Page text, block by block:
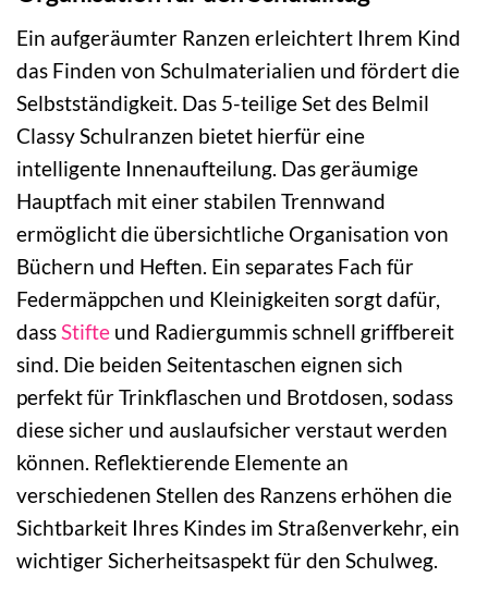
Ein aufgeräumter Ranzen erleichtert Ihrem Kind
das Finden von Schulmaterialien und fördert die
Selbstständigkeit. Das 5-teilige Set des Belmil
Classy Schulranzen bietet hierfür eine
intelligente Innenaufteilung. Das geräumige
Hauptfach mit einer stabilen Trennwand
ermöglicht die übersichtliche Organisation von
Büchern und Heften. Ein separates Fach für
Federmäppchen und Kleinigkeiten sorgt dafür,
dassStifte und Radiergummis schnell griffbereit
sind. Die beiden Seitentaschen eignen sich
perfekt für Trinkflaschen und Brotdosen, sodass
diese sicher und auslaufsicher verstaut werden
können. Reflektierende Elemente an
verschiedenen Stellen des Ranzens erhöhen die
Sichtbarkeit Ihres Kindes im Straßenverkehr, ein
wichtiger Sicherheitsaspekt für den Schulweg.